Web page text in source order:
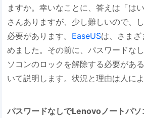
ますか。幸いなことに、答えは「は
さんありますが、少し難しいので、
必要があります。 EaseUSは、さま
めました。その前に、パスワードな
ソコンのロックを解除する必要があ
いて説明します。状況と理由は人に
パスワードなしでLenovoノートパソ